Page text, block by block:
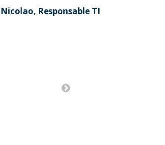
Responsable TI